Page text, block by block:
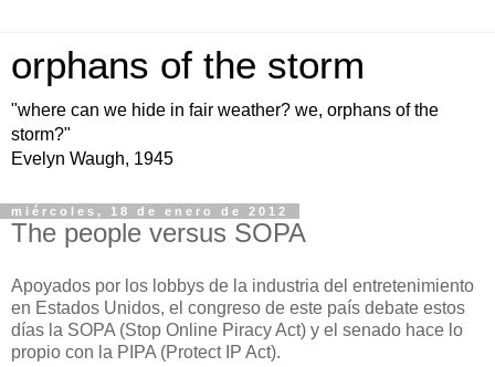
orphans of the storm
"where can we hide in fair weather? we, orphans of the
storm?"
Evelyn Waugh, 1945
miércoles, 18 de enero de 2012
The people versus SOPA
Apoyados por los lobbys de la industria del entretenimiento
en Estados Unidos, el congreso de este país debate estos
días la SOPA (Stop Online Piracy Act) y el senado hace lo
propio con la PIPA (Protect IP Act).